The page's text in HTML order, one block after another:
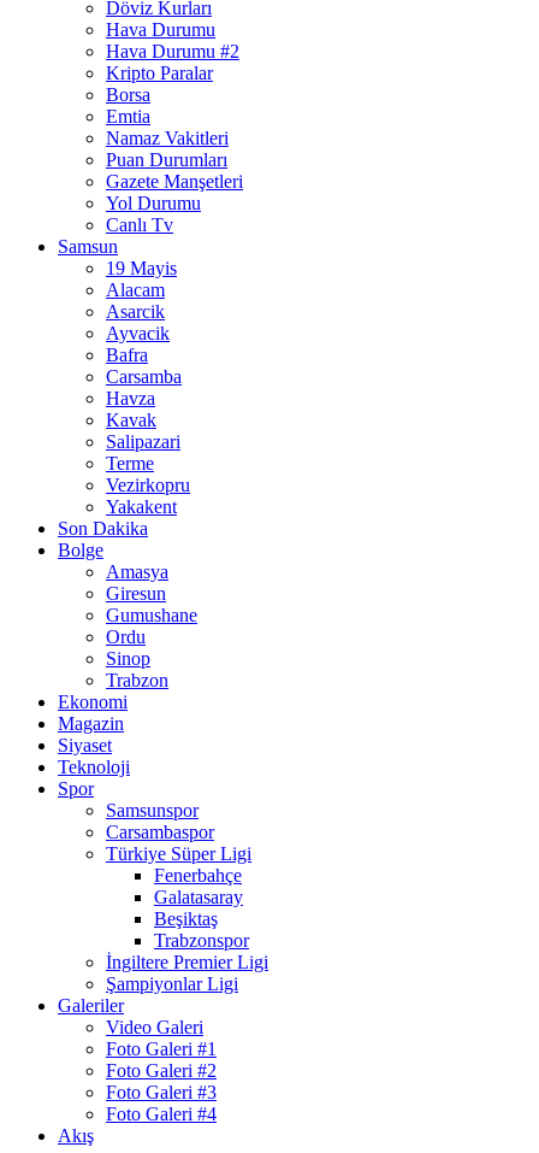
Döviz Kurları
Hava Durumu
Hava Durumu #2
Kripto Paralar
Borsa
Emtia
Namaz Vakitleri
Puan Durumları
Gazete Manşetleri
Yol Durumu
Canlı Tv
Samsun
19 Mayis
Alacam
Asarcik
Ayvacik
Bafra
Carsamba
Havza
Kavak
Salipazari
Terme
Vezirkopru
Yakakent
Son Dakika
Bolge
Amasya
Giresun
Gumushane
Ordu
Sinop
Trabzon
Ekonomi
Magazin
Siyaset
Teknoloji
Spor
Samsunspor
Carsambaspor
Türkiye Süper Ligi
Fenerbahçe
Galatasaray
Beşiktaş
Trabzonspor
İngiltere Premier Ligi
Şampiyonlar Ligi
Galeriler
Video Galeri
Foto Galeri #1
Foto Galeri #2
Foto Galeri #3
Foto Galeri #4
Akış